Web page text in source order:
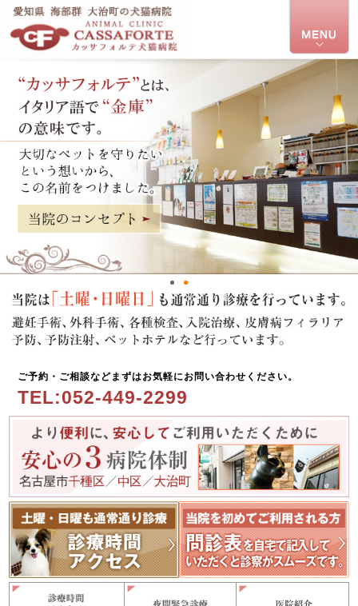
ご予約・ご相談などまずはお気軽にお問い合わせください。
TEL:052-449-2299